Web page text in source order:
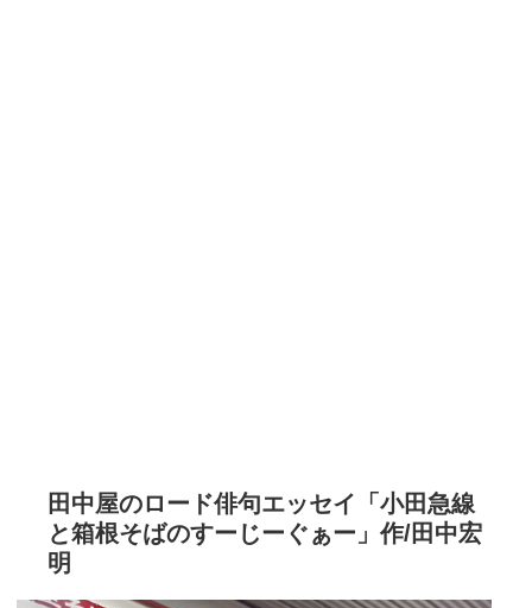
田中屋のロード俳句エッセイ「小田急線
と箱根そばのすーじーぐぁー」作/田中宏
明